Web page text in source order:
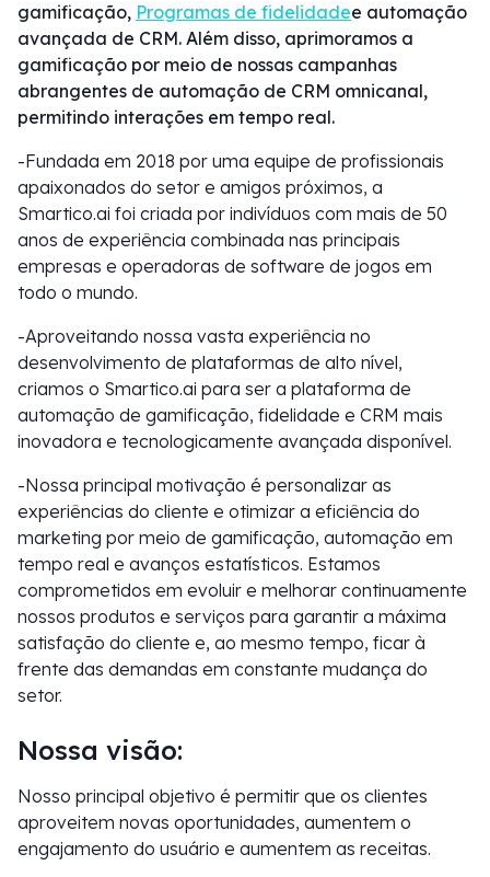
gamificação, Programas de fidelidadee automação
avançada de CRM. Além disso, aprimoramos a
gamificação por meio de nossas campanhas
abrangentes de automação de CRM omnicanal,
permitindo interações em tempo real.
-Fundada em 2018 por uma equipe de profissionais
apaixonados do setor e amigos próximos, a
Smartico.ai foi criada por indivíduos com mais de 50
anos de experiência combinada nas principais
empresas e operadoras de software de jogos em
todo o mundo.
-Aproveitando nossa vasta experiência no
desenvolvimento de plataformas de alto nível,
criamos o Smartico.ai para ser a plataforma de
automação de gamificação, fidelidade e CRM mais
inovadora e tecnologicamente avançada disponível.
-Nossa principal motivação é personalizar as
experiências do cliente e otimizar a eficiência do
marketing por meio de gamificação, automação em
tempo real e avanços estatísticos. Estamos
comprometidos em evoluir e melhorar continuamente
nossos produtos e serviços para garantir a máxima
satisfação do cliente e, ao mesmo tempo, ficar à
frente das demandas em constante mudança do
setor.
Nossa visão:
Nosso principal objetivo é permitir que os clientes
aproveitem novas oportunidades, aumentem o
engajamento do usuário e aumentem as receitas.